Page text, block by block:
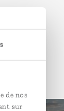
de nos
sur